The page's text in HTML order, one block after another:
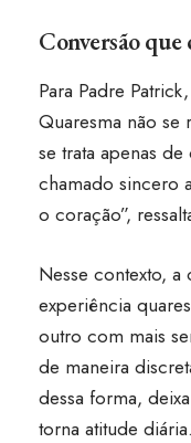
Conversão
Para Padre
Quaresma não se
se trata apenas
chamado sincero
o coração”,
Nesse contexto,
experiência
outro com mais
de maneira
dessa forma,
torna atitude diária.